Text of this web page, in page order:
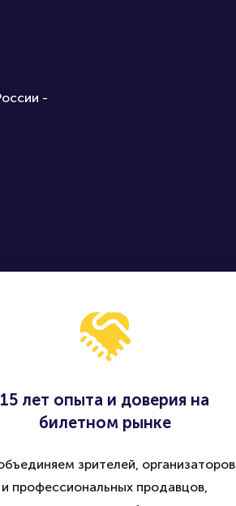
-
15 лет опыта и доверия на
билетном рынке
зрителей, организаторов
и профессиональных продавцов,